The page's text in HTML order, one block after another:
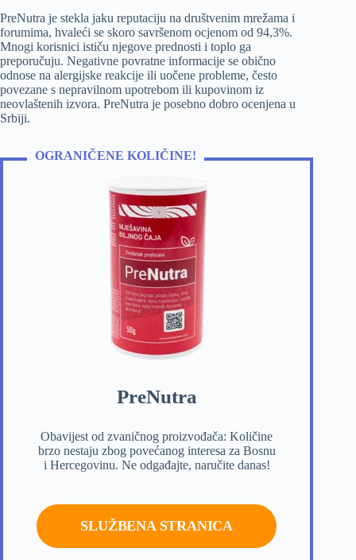
PreNutra je stekla jaku reputaciju na društvenim mrežama i
forumima, hvaleći se skoro savršenom ocjenom od 94,3%.
Mnogi korisnici ističu njegove prednosti i toplo ga
preporučuju. Negativne povratne informacije se obično
odnose na alergijske reakcije ili uočene probleme, često
povezane s nepravilnom upotrebom ili kupovinom iz
neovlaštenih izvora. PreNutra je posebno dobro ocenjena u
Srbiji.
OGRANIČENE KOLIČINE!
PreNutra
Obavijest od zvaničnog proizvođača: Količine
brzo nestaju zbog povećanog interesa za Bosnu
i Hercegovinu. Ne odgađajte, naručite danas!
SLUŽBENA STRANICA